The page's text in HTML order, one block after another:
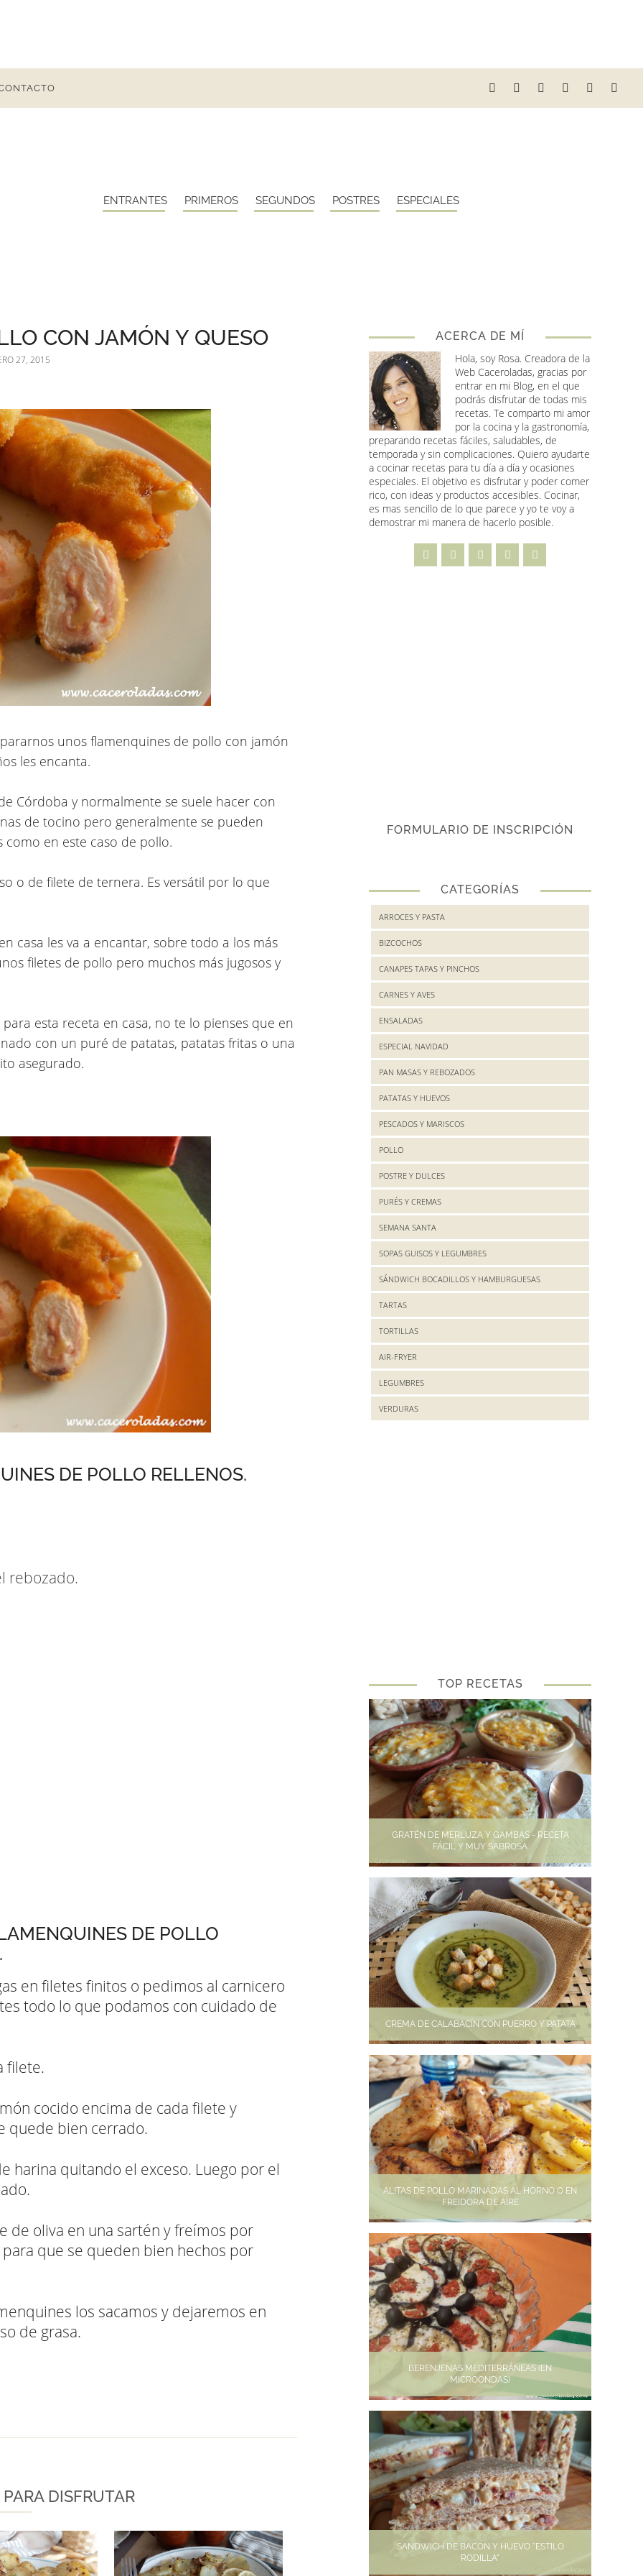
ENTRANTES PRIMEROS SEGUNDOS POSTRES ESPECIALES
CON JAMÓN Y QUESO
27, 2015
unos flamenquines de pollo con jamón
les encanta.
Córdoba y normalmente se suele hacer con
de tocino pero generalmente se pueden
en este caso de pollo.
o de filete de ternera. Es versátil por lo que
casa les va a encantar, sobre todo a los más
filetes de pollo pero muchos más jugosos y
esta receta en casa, no te lo pienses que en
con un puré de patatas, patatas fritas o una
asegurado.
DE POLLO RELLENOS.
rebozado.
DE POLLO
en filetes finitos o pedimos al carnicero
todo lo que podamos con cuidado de
filete.
cocido encima de cada filete y
quede bien cerrado.
harina quitando el exceso. Luego por el
de oliva en una sartén y freímos por
que se queden bien hechos por
los sacamos y dejaremos en
de grasa.
DISFRUTAR
ACERCA DE MÍ
Hola, soy Rosa. Creadora de la
Web Caceroladas, gracias por
entrar en mi Blog, en el que
podrás disfrutar de todas mis
recetas. Te comparto mi amor
por la cocina y la gastronomía,
preparando recetas fáciles, saludables, de
temporada y sin complicaciones. Quiero ayudarte
a cocinar recetas para tu día a día y ocasiones
especiales. El objetivo es disfrutar y poder comer
rico, con ideas y productos accesibles. Cocinar,
es mas sencillo de lo que parece y yo te voy a
demostrar mi manera de hacerlo posible.
FORMULARIO DE INSCRIPCIÓN
CATEGORÍAS
ARROCES Y PASTA
BIZCOCHOS
CANAPES TAPAS Y PINCHOS
CARNES Y AVES
ENSALADAS
ESPECIAL NAVIDAD
PAN MASAS Y REBOZADOS
PATATAS Y HUEVOS
PESCADOS Y MARISCOS
POLLO
POSTRE Y DULCES
PURÉS Y CREMAS
SEMANA SANTA
SOPAS GUISOS Y LEGUMBRES
SÁNDWICH BOCADILLOS Y HAMBURGUESAS
TARTAS
TORTILLAS
AIR-FRYER
LEGUMBRES
VERDURAS
TOP RECETAS
GRATÉN DE MERLUZA Y GAMBAS - RECETA
FÁCIL Y MUY SABROSA
CREMA DE CALABACÍN CON PUERRO Y PATATA
ALITAS DE POLLO MARINADAS AL HORNO O EN
FREIDORA DE AIRE
BERENJENAS MEDITERRÁNEAS (EN
MICROONDAS)
SANDWICH DE BACON Y HUEVO "ESTILO
RODILLA"